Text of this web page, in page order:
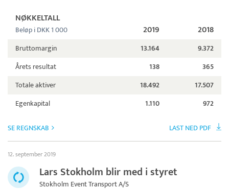
NØKKELTALL
Beløp i DKK 1 000 2019 2018
Bruttomargin 13.164
9.372
Årets resultat
138
365
Totale aktiver
18.492
17.507
Egenkapital
1.110 972
SE REGNSKAB LAST NED PDF
12. september 2019
Lars Stokholm blir med i styret
Stokholm Event Transport A/S